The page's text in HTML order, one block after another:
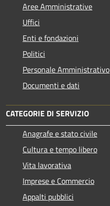
Aree Amministrative
Uffici
Enti e fondazioni
Politici
Personale Amministrativo
Documenti e dati
CATEGORIE DI SERVIZIO
Anagrafe e stato civile
Cultura e tempo libero
Vita lavorativa
Imprese e Commercio
Appalti pubblici